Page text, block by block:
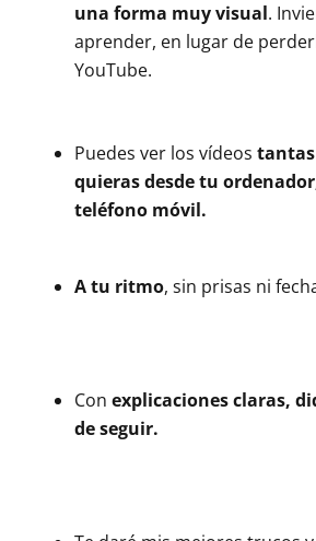
una forma muy visual.
aprender, en lugar de
YouTube.
Puedes ver los vídeos tantas
quieras desde tu
teléfono móvil.
A tu ritmo, sin prisas ni
Con explicaciones claras,
de seguir.